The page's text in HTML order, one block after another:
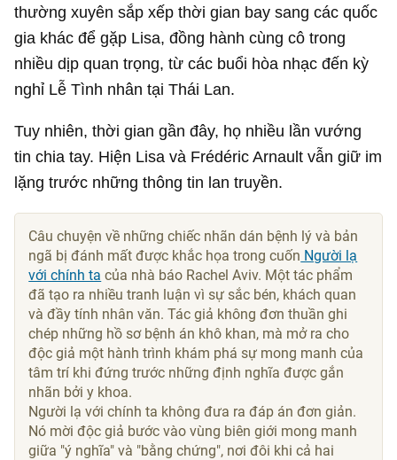
thường xuyên sắp xếp thời gian bay sang các quốc
gia khác để gặp Lisa, đồng hành cùng cô trong
nhiều dịp quan trọng, từ các buổi hòa nhạc đến kỳ
nghỉ Lễ Tình nhân tại Thái Lan.
Tuy nhiên, thời gian gần đây, họ nhiều lần vướng
tin chia tay. Hiện Lisa và Frédéric Arnault vẫn giữ im
lặng trước những thông tin lan truyền.
Câu chuyện về những chiếc nhãn dán bệnh lý và bản
ngã bị đánh mất được khắc họa trong cuốn Người lạ
với chính ta của nhà báo Rachel Aviv. Một tác phẩm
đã tạo ra nhiều tranh luận vì sự sắc bén, khách quan
và đầy tính nhân văn. Tác giả không đơn thuần ghi
chép những hồ sơ bệnh án khô khan, mà mở ra cho
độc giả một hành trình khám phá sự mong manh của
tâm trí khi đứng trước những định nghĩa được gắn
nhãn bởi y khoa.
Người lạ với chính ta không đưa ra đáp án đơn giản.
Nó mời độc giả bước vào vùng biên giới mong manh
giữa "ý nghĩa" và "bằng chứng", nơi đôi khi cả hai